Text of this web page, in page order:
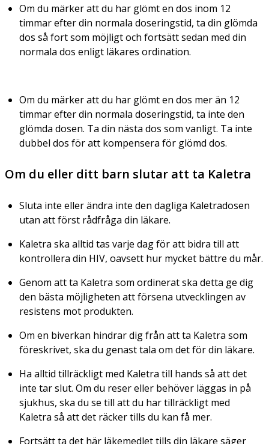
Om du märker att du har glömt en dos inom 12
timmar efter din normala doseringstid, ta din glömda
dos så fort som möjligt och fortsätt sedan med din
normala dos enligt läkares ordination.
Om du märker att du har glömt en dos mer än 12
timmar efter din normala doseringstid, ta inte den
glömda dosen. Ta din nästa dos som vanligt. Ta inte
dubbel dos för att kompensera för glömd dos.
Om du eller ditt barn slutar att ta Kaletra
Sluta inte eller ändra inte den dagliga Kaletradosen
utan att först rådfråga din läkare.
Kaletra ska alltid tas varje dag för att bidra till att
kontrollera din HIV, oavsett hur mycket bättre du mår.
Genom att ta Kaletra som ordinerat ska detta ge dig
den bästa möjligheten att försena utvecklingen av
resistens mot produkten.
Om en biverkan hindrar dig från att ta Kaletra som
föreskrivet, ska du genast tala om det för din läkare.
Ha alltid tillräckligt med Kaletra till hands så att det
inte tar slut. Om du reser eller behöver läggas in på
sjukhus, ska du se till att du har tillräckligt med
Kaletra så att det räcker tills du kan få mer.
Fortsätt ta det här läkemedlet tills din läkare säger